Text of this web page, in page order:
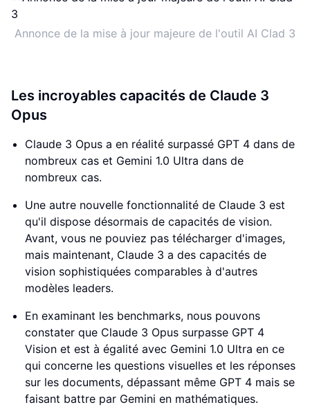
Annonce de la mise à jour majeure de l'outil AI Clad 3
Les incroyables capacités de Claude 3
Opus
Claude 3 Opus a en réalité surpassé GPT 4 dans de
nombreux cas et Gemini 1.0 Ultra dans de
nombreux cas.
Une autre nouvelle fonctionnalité de Claude 3 est
qu'il dispose désormais de capacités de vision.
Avant, vous ne pouviez pas télécharger d'images,
mais maintenant, Claude 3 a des capacités de
vision sophistiquées comparables à d'autres
modèles leaders.
En examinant les benchmarks, nous pouvons
constater que Claude 3 Opus surpasse GPT 4
Vision et est à égalité avec Gemini 1.0 Ultra en ce
qui concerne les questions visuelles et les réponses
sur les documents, dépassant même GPT 4 mais se
faisant battre par Gemini en mathématiques.